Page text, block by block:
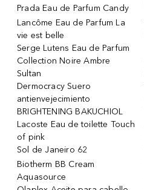
Prada Eau de Parfum Candy
Lancôme Eau de Parfum La
vie est belle
Serge Lutens Eau de Parfum
Collection Noire Ambre
Sultan
Dermocracy Suero
antienvejecimiento
BRIGHTENING BAKUCHIOL
Lacoste Eau de toilette Touch
of pink
Sol de Janeiro 62
Biotherm BB Cream
Aquasource